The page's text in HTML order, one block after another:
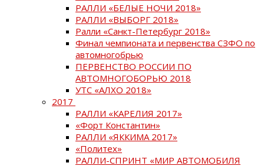
РАЛЛИ «БЕЛЫЕ НОЧИ 2018»
РАЛЛИ «ВЫБОРГ 2018»
Ралли «Санкт-Петербург 2018»
Финал чемпионата и первенства СЗФО по
автомногобрью
ПЕРВЕНСТВО РОССИИ ПО
АВТОМНОГОБОРЬЮ 2018
УТС «АЛХО 2018»
2017
РАЛЛИ «КАРЕЛИЯ 2017»
«Форт Константин»
РАЛЛИ «ЯККИМА 2017»
«Политех»
РАЛЛИ-СПРИНТ «МИР АВТОМОБИЛЯ